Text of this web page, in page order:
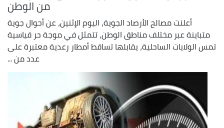
من الوطن
أعلنت مصالح الأرصاد الجوية، اليوم الإثنين، عن أحوال جوية
متباينة عبر مختلف مناطق الوطن، تتمثل في موجة حر قياسية
تمس الولايات الساحلية، يقابلها تساقط أمطار رعدية معتبرة على
عدد من ...